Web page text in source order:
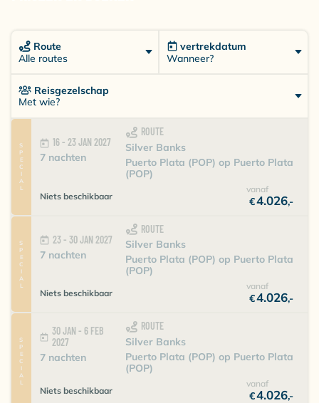
Route
Alle routes
vertrekdatum
Wanneer?
Reisgezelschap
Met wie?
SPECIAL 16 - 23 JAN 2027
7 nachten
ROUTE
Silver Banks
Puerto Plata (POP) op Puerto Plata
(POP)
vanaf
€4.026,-
Niets beschikbaar
SPECIAL 23 - 30 JAN 2027
7 nachten
ROUTE
Silver Banks
Puerto Plata (POP) op Puerto Plata
(POP)
vanaf
€4.026,-
Niets beschikbaar
SPECIAL
30 JAN - 6 FEB
2027
7 nachten
ROUTE
Silver Banks
Puerto Plata (POP) op Puerto Plata
(POP)
vanaf
€4.026,-
Niets beschikbaar